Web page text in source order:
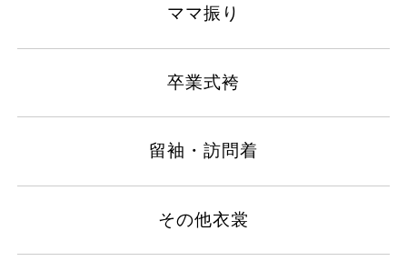
ママ振り
卒業式袴
留袖・訪問着
その他衣裳